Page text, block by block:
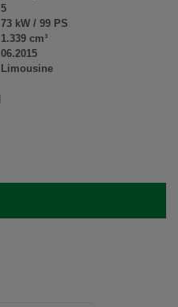
5
73 kW / 99 PS
1.339 cm³
06.2015
Limousine